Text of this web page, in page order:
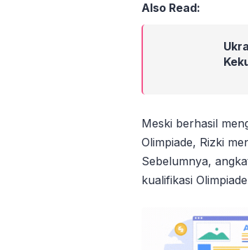
Also Read:
Meski berhasil
Olimpiade, Rizki
Sebelumnya,
kualifikasi